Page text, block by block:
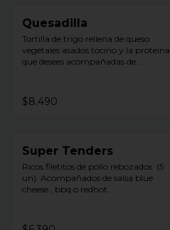
Quesadilla
Tortilla de trigo rellena de queso
vegetales asados tocino y la proteína
que desees acompañadas de
$8.490
Super Tenders
Ricos filetitos de pollo rebozados  (5
un). Acompañados de salsa blue
cheese , bbq o redhot.